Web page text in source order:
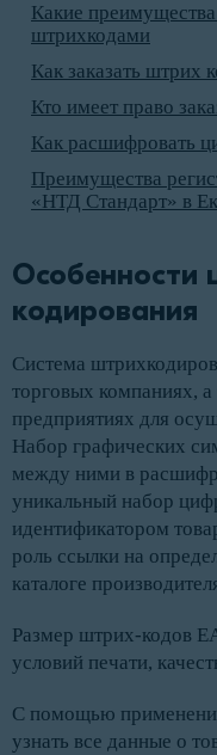
Какие
штрихкодами
Как заказать штрих
Кто имеет право
Как расшифровать
Преимущества
«НТД Стандарт» в
Особенности
кодирования
Система
торговых компаниях,
предприятиях для
Набор графических
между ними в
уникальный набор
идентификатором
роль ссылки на
каталоге
Размер штрих-кодов
условий печати,
С помощью
узнать все данные о